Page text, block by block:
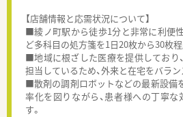
【店舗情報と応需状況について】
■綾ノ町駅から徒歩1分と非常に利便
ど多科目の処方箋を1日20枚から30枚
■地域に根ざした医療を提供しており
担当しているため、外来と在宅をバラン
■散剤の調剤ロボットなどの最新設備
率化を図りながら、患者様への丁寧
す。